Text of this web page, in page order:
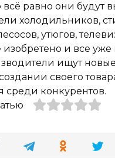
всё равно они будут
холодильников,
утюгов,
изобретено и все
ищут
своего
среди конкурентов.